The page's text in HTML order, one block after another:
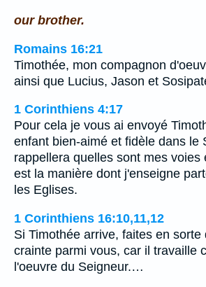
our brother.
Romains 16:21
Timothée, mon compagnon
ainsi que Lucius, Jason et
1 Corinthiens 4:17
Pour cela je vous ai envoyé
enfant bien-aimé et fidèle dans le
rappellera quelles sont mes voies
est la manière dont j'enseigne
les Eglises.
1 Corinthiens 16:10,11,12
Si Timothée arrive, faites en sorte
crainte parmi vous, car il travaille
l'oeuvre du Seigneur.…